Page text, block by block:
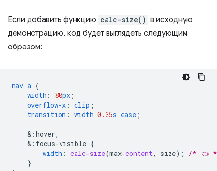
Если добавить функцию calc-size() в исходную
демонстрацию, код будет выглядеть следующим
образом:
nav a {
width : 80px ;
overflow-x : clip ;
transition : width 0.35s ease ;
& :hover,
& :focus-visible {
width : calc-size(max-content, size);
/* 👈
}